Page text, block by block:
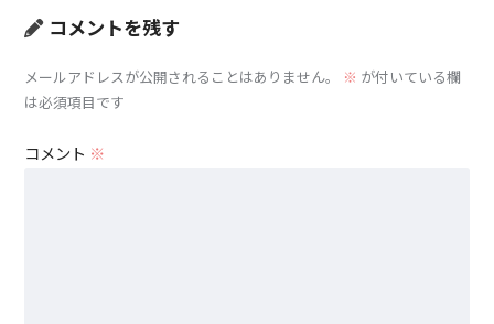
コメントを残す
メールアドレスが公開されることはありません。 ※ が付いている欄
は必須項目です
コメント ※